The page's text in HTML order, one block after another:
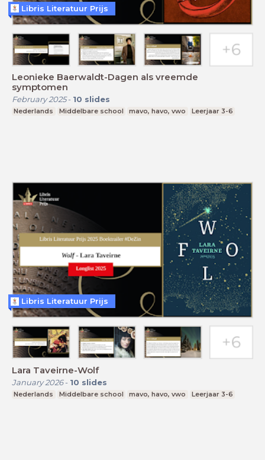
Leonieke Baerwaldt-Dagen als vreemde
symptomen
February 2025- 10 slides
Nederlands Middelbare school mavo, havo, vwo Leerjaar 3-6
Libris Literatuur Prijs
Lara Taveirne-Wolf
January 2026- 10 slides
Nederlands Middelbare school mavo, havo, vwo Leerjaar 3-6
Libris Literatuur Prijs